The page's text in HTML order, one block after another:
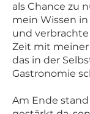
als Chance zu
mein Wissen
und
Zeit mit meiner
das in der
Gastronomie
Am Ende